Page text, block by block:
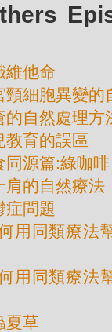
維他命
頸細胞異變的
的自然處理方
教育的誤區
同源篇:綠咖啡
肩的自然療法
症問題
用同類療法
用同類療法
夏草